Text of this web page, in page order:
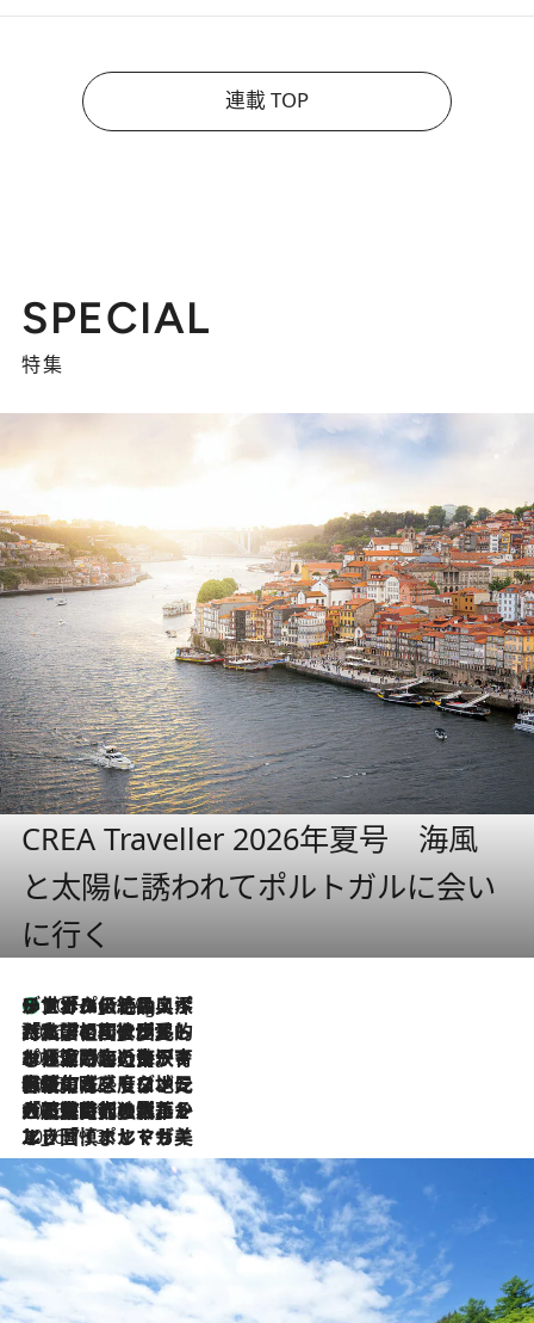
連載 TOP
SPECIAL
特集
CREA Traveller 2026年夏号 海風
と太陽に誘われてポルトガルに会い
に行く
10 Hours Ago
リスボンの絶品スイーツ「パステル・デ・ナタ」とは？ポルトガル伝統の奥深い世界へ
2026.7.27
「私の祖国はポルトガル語です」国民的詩人フェルナンド・ペソアと、彼が愛した文学の街を歩く
2026.7.26
ポルトガル近海が育む極上の海の幸。キリリと冷えた白ワインと愉しむ、シーフード専門店の贅沢
2026.7.22
伝統の味をモダンに昇華。高感度な地元客が集う、リスボンの最旬ガストロノミー
2026.7.21
大航海時代の栄華から、震災、独裁、そして革命へ。ポルトガル・首都リスボンの石畳に刻まれた「歴史の光と影」
2026.7.13
エッセイ・ヤマザキマリ「慎ましくも美しき国 ポルトガル」